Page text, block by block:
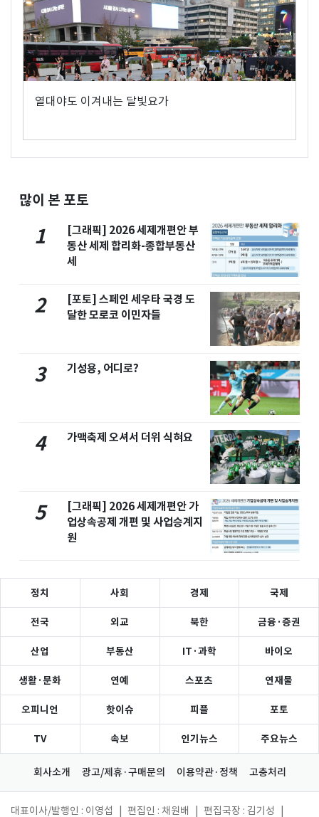
열대야도 이겨내는 달빛요가
많이 본 포토
1
[그래픽] 2026 세제개편안 부
동산 세제 합리화-종합부동산
세
2
[포토] 스페인 세우타 국경 도
달한 모로코 이민자들
3 기성용, 어디로?
4 가맥축제 오셔서 더위 식혀요
5
[그래픽] 2026 세제개편안 가
업상속공제 개편 및 사업승계지
원
정치 사회 경제 국제
전국 외교 북한 금융·증권
산업 부동산 IT·과학 바이오
생활·문화 연예 스포츠 연재물
오피니언 핫이슈 피플 포토
TV 속보 인기뉴스 주요뉴스
회사소개 광고/제휴·구매문의 이용약관·정책 고충처리
대표이사/발행인 : 이영섭 편집인 : 채원배 편집국장 : 김기성